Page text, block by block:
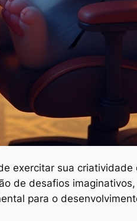
exercitar sua
de desafios
para o